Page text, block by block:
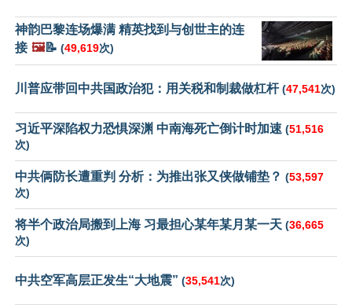
神韵巴黎连场爆满 精英找到与创世主的连
接 🖼️📝 (49,619次)
川普应带回中共国政治犯：用关税和制裁做杠杆(47,541次)
习近平深陷权力恐惧深渊 中南海死亡倒计时加速 (51,516
次)
中共俩防长遭重判 分析：为推出张又侠做铺垫？ (53,597
次)
将半个政治局搬到上海 习最担心某年某月某一天 (36,665
次)
中共空军高层正发生“大地震” (35,541次)